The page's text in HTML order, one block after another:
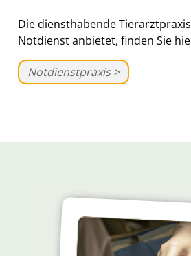
Die diensthabende
Notdienst anbietet, finden Sie
Notdienstpraxis >